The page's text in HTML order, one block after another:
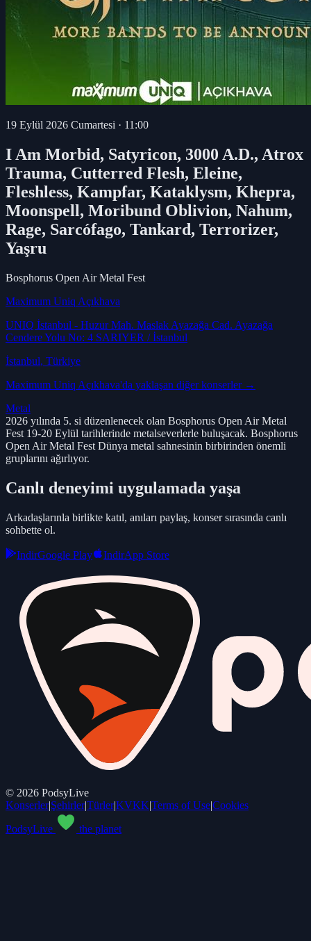
19 Eylül 2026 Cumartesi · 11:00
I Am Morbid, Satyricon, 3000 A.D., Atrox
Trauma, Cutterred Flesh, Eleine,
Fleshless, Kampfar, Kataklysm, Khepra,
Moonspell, Moribund Oblivion, Nahum,
Rage, Sarcófago, Tankard, Terrorizer,
Yaşru
Bosphorus Open Air Metal Fest
Maximum Uniq Açıkhava
UNIQ İstanbul - Huzur Mah. Maslak Ayazağa Cad. Ayazağa
Cendere Yolu No: 4 SARIYER / İstanbul
İstanbul, Türkiye
Maximum Uniq Açıkhava'da yaklaşan diğer konserler →
Metal
2026 yılında 5. si düzenlenecek olan Bosphorus Open Air Metal
Fest 19-20 Eylül tarihlerinde metalseverlerle buluşacak. Bosphorus
Open Air Metal Fest Dünya metal sahnesinin birbirinden önemli
gruplarını ağırlıyor.
Canlı deneyimi uygulamada yaşa
Arkadaşlarınla birlikte katıl, anıları paylaş, konser sırasında canlı
sohbette ol.
IndirGoogle Play IndirApp Store
© 2026 PodsyLive
Konserler|Şehirler|Türler|KVKK|Terms of Use|Cookies
PodsyLive
the planet